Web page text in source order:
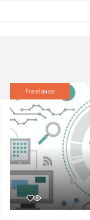
Freelance